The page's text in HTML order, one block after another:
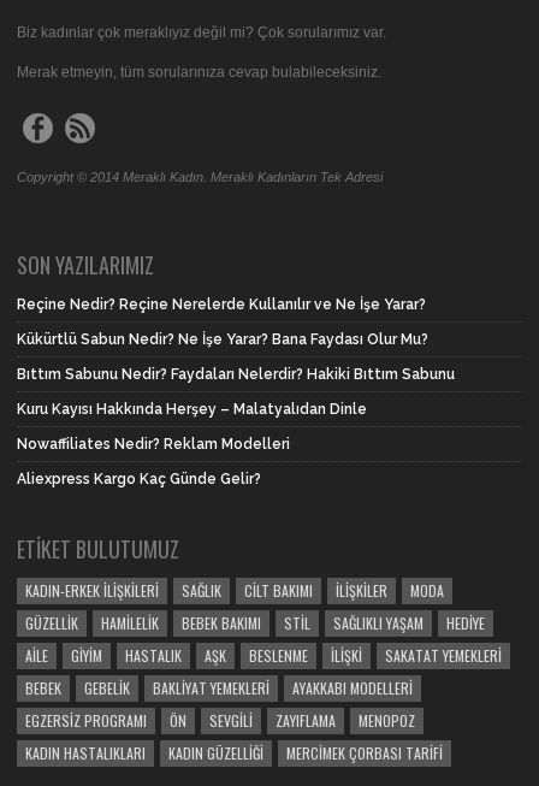
Biz kadınlar çok meraklıyız değil mi? Çok sorularımız var.
Merak etmeyin, tüm sorularınıza cevap bulabileceksiniz.
Copyright © 2014 Meraklı Kadın. Meraklı Kadınların Tek Adresi
SON YAZILARIMIZ
Reçine Nedir? Reçine Nerelerde Kullanılır ve Ne İşe Yarar?
Kükürtlü Sabun Nedir? Ne İşe Yarar? Bana Faydası Olur Mu?
Bıttım Sabunu Nedir? Faydaları Nelerdir? Hakiki Bıttım Sabunu
Kuru Kayısı Hakkında Herşey – Malatyalıdan Dinle
Nowaffiliates Nedir? Reklam Modelleri
Aliexpress Kargo Kaç Günde Gelir?
ETIKET BULUTUMUZ
KADIN-ERKEK İLIŞKILERI SAĞLIK CILT BAKIMI İLIŞKILER
MODA
GÜZELLIK
HAMILELIK BEBEK BAKIMI STIL SAĞLIKLI YAŞAM
HEDIYE
AILE
GIYIM HASTALIK AŞK BESLENME İLIŞKI
SAKATAT YEMEKLERI
BEBEK
GEBELIK BAKLIYAT YEMEKLERI
AYAKKABI MODELLERI
EGZERSIZ PROGRAMI
ÖN SEVGILI ZAYIFLAMA
MENOPOZ
KADIN HASTALIKLARI
KADIN GÜZELLIĞI MERCIMEK ÇORBASI TARIFI